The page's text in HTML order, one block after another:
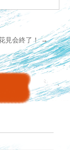
見会終了！→